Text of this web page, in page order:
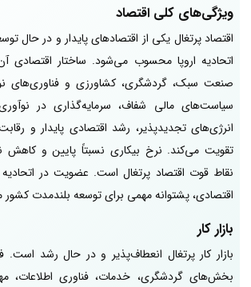
ویژگی‌های کلی اقتصاد
اقتصاد پرتغال یکی از اقتصادهای پایدار و در حال
اتحادیه اروپا محسوب می‌شود. ساختار اقتصادی
صنعت سبک، گردشگری، کشاورزی و فناوری‌های
سیاست‌های مالی شفاف، سرمایه‌گذاری در
انرژی‌های تجدیدپذیر، رشد اقتصادی پایدار و
تقویت می‌کند. نرخ بیکاری نسبتاً پایین و کاهش
نقاط قوت اقتصاد پرتغال است. عضویت در اتحادیه
اقتصادی، پشتوانه مهمی برای توسعه بلندمدت
بازار کار
بازار کار پرتغال انعطاف‌پذیر و در حال رشد
بخش‌های گردشگری، خدمات، فناوری اطلاعات،